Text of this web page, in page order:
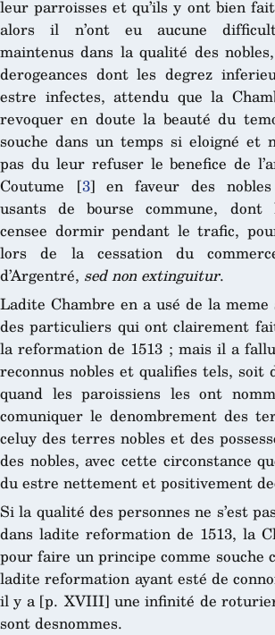
leur parroisses et qu’ils y ont bien
alors il n’ont eu aucune
maintenus dans la qualité des
derogeances dont les degrez
estre infectes, attendu que la
revoquer en doute la beauté du
souche dans un temps si eloigné et
pas du leur refuser le benefice de
Coutume [3] en faveur des
usants de bourse commune,
censee dormir pendant le trafic,
lors de la cessation du
d’Argentré, sed non extinguitur.
Ladite Chambre en a usé de la
des particuliers qui ont clairement
la reformation de 1513 ; mais il a
reconnus nobles et qualifies tels, soit
quand les paroissiens les ont
comuniquer le denombrement des
celuy des terres nobles et des
des nobles, avec cette circonstance
du estre nettement et positivement
Si la qualité des personnes ne s’est
dans ladite reformation de 1513, la
pour faire un principe comme souche
ladite reformation ayant esté de
il y a [p. XVIII] une infinité de
sont desnommes.